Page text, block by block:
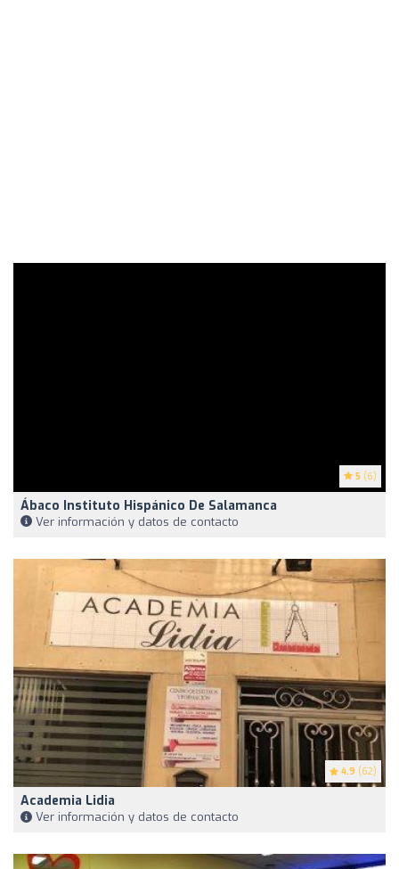
5 (6)
Ábaco Instituto Hispánico De Salamanca
Ver información y datos de contacto
4.9 (62)
Academia Lidia
Ver información y datos de contacto